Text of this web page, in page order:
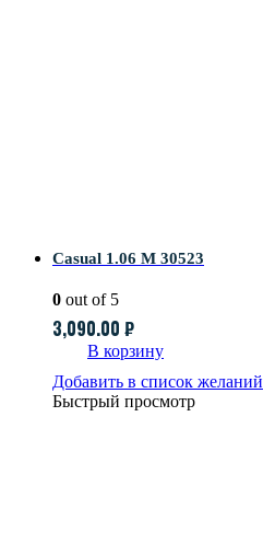
Casual 1.06 M 30523
0 out of 5
3,090.00 ₽
В корзину
Добавить в список желаний
Быстрый просмотр